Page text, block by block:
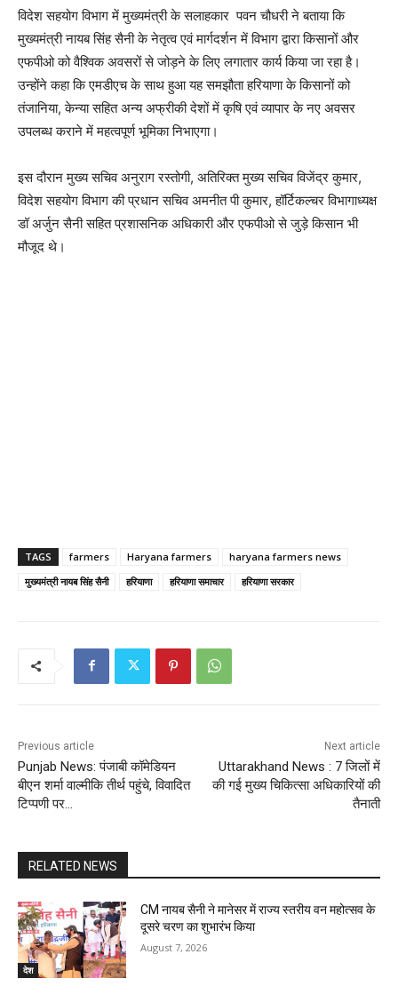
विदेश सहयोग विभाग में मुख्यमंत्री के सलाहकार पवन चौधरी ने बताया कि
मुख्यमंत्री नायब सिंह सैनी के नेतृत्व एवं मार्गदर्शन में विभाग द्वारा किसानों और
एफपीओ को वैश्विक अवसरों से जोड़ने के लिए लगातार कार्य किया जा रहा है।
उन्होंने कहा कि एमडीएच के साथ हुआ यह समझौता हरियाणा के किसानों को
तंजानिया, केन्या सहित अन्य अफ्रीकी देशों में कृषि एवं व्यापार के नए अवसर
उपलब्ध कराने में महत्वपूर्ण भूमिका निभाएगा।
इस दौरान मुख्य सचिव अनुराग रस्तोगी, अतिरिक्त मुख्य सचिव विजेंद्र कुमार,
विदेश सहयोग विभाग की प्रधान सचिव अमनीत पी कुमार, हॉर्टिकल्चर विभागाध्यक्ष
डॉ अर्जुन सैनी सहित प्रशासनिक अधिकारी और एफपीओ से जुड़े किसान भी
मौजूद थे।
TAGS farmers Haryana farmers
haryana farmers news
मुख्यमंत्री नायब सिंह सैनी
हरियाणा हरियाणा समाचार हरियाणा सरकार
Previous article
Punjab News: पंजाबी कॉमेडियन
बीएन शर्मा वाल्मीकि तीर्थ पहुंचे, विवादित
टिप्पणी पर…
Next article
Uttarakhand News : 7 जिलों में
की गई मुख्य चिकित्सा अधिकारियों की
तैनाती
RELATED NEWS
देश
CM नायब सैनी ने मानेसर में राज्य स्तरीय वन महोत्सव के
दूसरे चरण का शुभारंभ किया
August 7, 2026